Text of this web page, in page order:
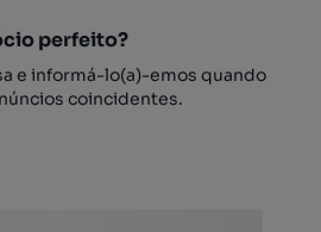
perfeito?
e informá-lo(a)-emos quando
coincidentes.